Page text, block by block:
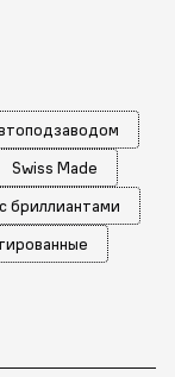
Swiss Made
бриллиантами